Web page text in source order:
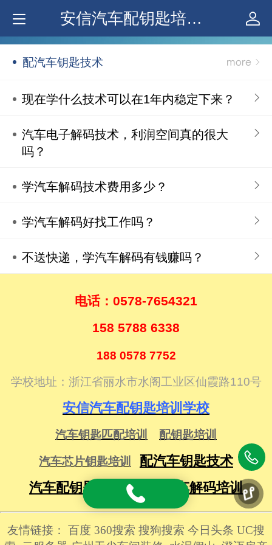
安信汽车配钥匙培训学校
配汽车钥匙技术
现在学什么技术可以在1年内稳定下来？
汽车电子解码技术，利润空间真的很大
吗？
‍学汽车解码技术费用多少？
学汽车解码好找工作吗？
不送快递，学汽车解码有钱赚吗？
电话：0578-7654321
158 5788 6338
1‍88 0578 7752
学校地址：浙江省丽水市水阁工业区仙霞路110号
安信汽车配钥匙培训学校
汽车钥匙匹配培训 配钥匙培训
汽车芯片钥匙培训
配汽车钥匙技术
汽车配钥匙培训学校
汽车解码培训
友情链接： 百度 360‍‍搜索 搜狗搜索 今日头条 UC搜